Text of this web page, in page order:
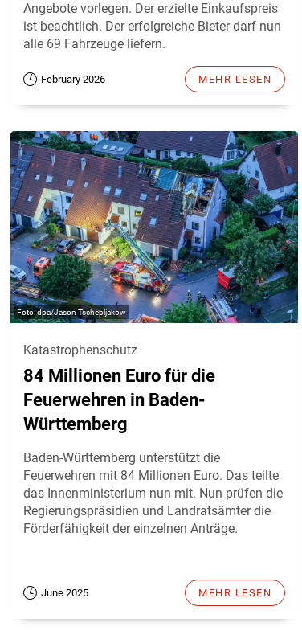
Angebote vorlegen. Der erzielte Einkaufspreis
ist beachtlich. Der erfolgreiche Bieter darf nun
alle 69 Fahrzeuge liefern.
February 2026 MEHR LESEN
dpa/Jason Tschepljakow
Katastrophenschutz
84 Millionen Euro für die
Feuerwehren in Baden-
Württemberg
Baden-Württemberg unterstützt die
Feuerwehren mit 84 Millionen Euro. Das teilte
das Innenministerium nun mit. Nun prüfen die
Regierungspräsidien und Landratsämter die
Förderfähigkeit der einzelnen Anträge.
June 2025 MEHR LESEN